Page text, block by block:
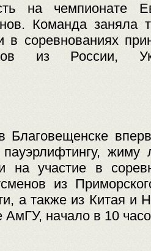
на чемпионате
Команда заняла
в соревнованиях
из России,
Благовещенске
жиму
на участие в
из
а также из Китая и
АмГУ, начало в 10